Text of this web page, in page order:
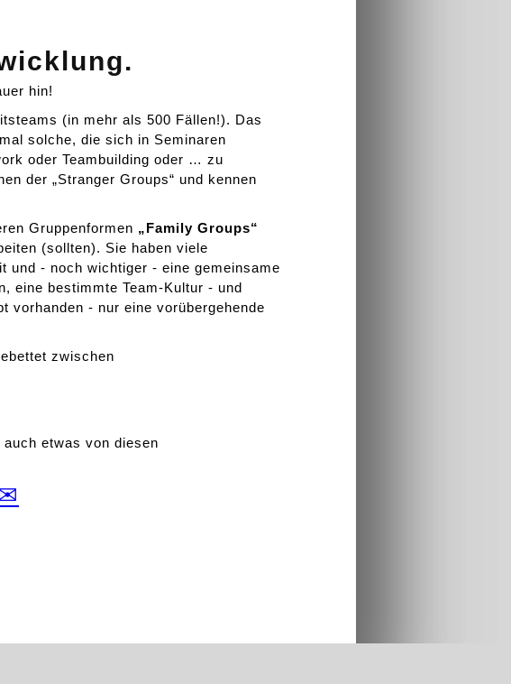
hin!
(in mehr als 500 Fällen!). Das
solche, die sich in Seminaren
oder Teambuilding oder … zu
der „Stranger Groups“ und kennen
Gruppenformen „Family Groups“
(sollten). Sie haben viele
und - noch wichtiger - eine gemeinsame
eine bestimmte Team-Kultur - und
vorhanden - nur eine vorübergehende
zwischen
etwas von diesen